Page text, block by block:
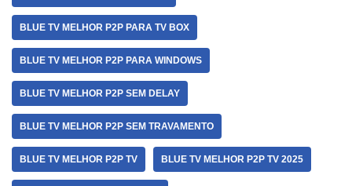
BLUE TV MELHOR P2P PARA TV BOX
BLUE TV MELHOR P2P PARA WINDOWS
BLUE TV MELHOR P2P SEM DELAY
BLUE TV MELHOR P2P SEM TRAVAMENTO
BLUE TV MELHOR P2P TV BLUE TV MELHOR P2P TV 2025